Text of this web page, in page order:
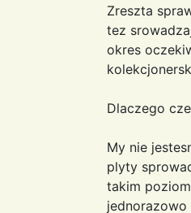
Zreszta
tez
okres
Dlaczego
My nie
plyty
takim